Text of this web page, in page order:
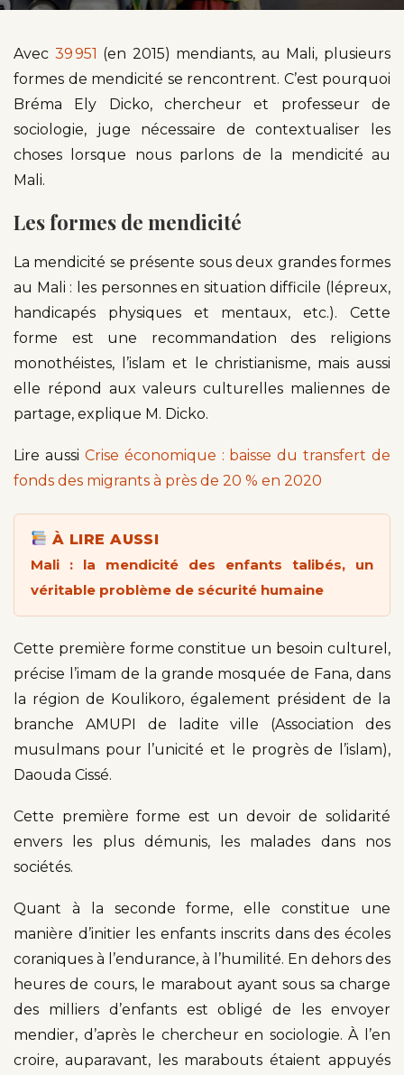
Avec 39 951 (en 2015) mendiants, au Mali, plusieurs
formes de mendicité se rencontrent. C’est pourquoi
Bréma Ely Dicko, chercheur et professeur de
sociologie, juge nécessaire de contextualiser les
choses lorsque nous parlons de la mendicité au
Mali.
Les formes de mendicité
La mendicité se présente sous deux grandes formes
au Mali : les personnes en situation difficile (lépreux,
handicapés physiques et mentaux, etc.). Cette
forme est une recommandation des religions
monothéistes, l’islam et le christianisme, mais aussi
elle répond aux valeurs culturelles maliennes de
partage, explique M. Dicko.
Lire aussi Crise économique : baisse du transfert de
fonds des migrants à près de 20 % en 2020
À LIRE AUSSI
Mali : la mendicité des enfants talibés, un
véritable problème de sécurité humaine
Cette première forme constitue un besoin culturel,
précise l’imam de la grande mosquée de Fana, dans
la région de Koulikoro, également président de la
branche AMUPI de ladite ville (Association des
musulmans pour l’unicité et le progrès de l’islam),
Daouda Cissé.
Cette première forme est un devoir de solidarité
envers les plus démunis, les malades dans nos
sociétés.
Quant à la seconde forme, elle constitue une
manière d’initier les enfants inscrits dans des écoles
coraniques à l’endurance, à l’humilité. En dehors des
heures de cours, le marabout ayant sous sa charge
des milliers d’enfants est obligé de les envoyer
mendier, d’après le chercheur en sociologie. À l’en
croire, auparavant, les marabouts étaient appuyés